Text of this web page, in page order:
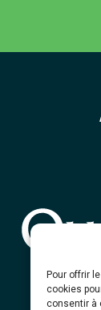
Pour offrir
cookies
consentir à